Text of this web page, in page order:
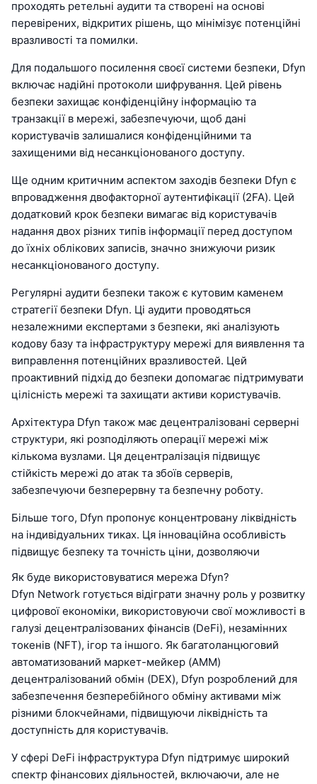
проходять ретельні аудити та створені на основі
перевірених, відкритих рішень, що мінімізує потенційні
вразливості та помилки.
Для подальшого посилення своєї системи безпеки, Dfyn
включає надійні протоколи шифрування. Цей рівень
безпеки захищає конфіденційну інформацію та
транзакції в мережі, забезпечуючи, щоб дані
користувачів залишалися конфіденційними та
захищеними від несанкціонованого доступу.
Ще одним критичним аспектом заходів безпеки Dfyn є
впровадження двофакторної аутентифікації (2FA). Цей
додатковий крок безпеки вимагає від користувачів
надання двох різних типів інформації перед доступом
до їхніх облікових записів, значно знижуючи ризик
несанкціонованого доступу.
Регулярні аудити безпеки також є кутовим каменем
стратегії безпеки Dfyn. Ці аудити проводяться
незалежними експертами з безпеки, які аналізують
кодову базу та інфраструктуру мережі для виявлення та
виправлення потенційних вразливостей. Цей
проактивний підхід до безпеки допомагає підтримувати
цілісність мережі та захищати активи користувачів.
Архітектура Dfyn також має децентралізовані серверні
структури, які розподіляють операції мережі між
кількома вузлами. Ця децентралізація підвищує
стійкість мережі до атак та збоїв серверів,
забезпечуючи безперервну та безпечну роботу.
Більше того, Dfyn пропонує концентровану ліквідність
на індивідуальних тиках. Ця інноваційна особливість
підвищує безпеку та точність ціни, дозволяючи
Як буде використовуватися мережа Dfyn?
Dfyn Network готується відіграти значну роль у розвитку
цифрової економіки, використовуючи свої можливості в
галузі децентралізованих фінансів (DeFi), незамінних
токенів (NFT), ігор та іншого. Як багатоланцюговий
автоматизований маркет-мейкер (AMM)
децентралізований обмін (DEX), Dfyn розроблений для
забезпечення безперебійного обміну активами між
різними блокчейнами, підвищуючи ліквідність та
доступність для користувачів.
У сфері DeFi інфраструктура Dfyn підтримує широкий
спектр фінансових діяльностей, включаючи, але не